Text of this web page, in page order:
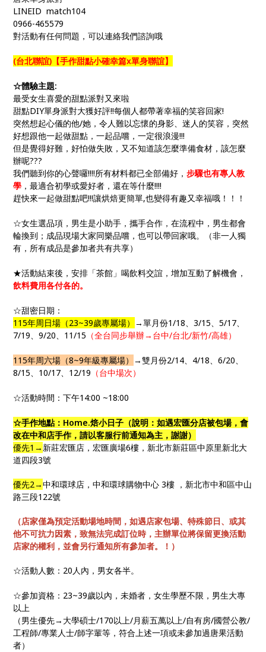
LINEID match104
0966-465579
對活動有任何問題，可以連絡我們諮詢哦
(台北聯誼)【手作甜點小確幸篇x單身聯誼】
☆體驗主題:
最受女生喜愛的甜點派對又來啦
甜點DIY單身派對大獲好評!!每個人都帶著幸福的笑容回家!
突然想起心儀的他/她，令人難以忘懷的身影、迷人的笑容，突然
好想跟他一起做甜點，一起品嚐，一定很浪漫!!!
但是覺得好難，好怕做失敗，又不知道該怎麼準備食材，該怎麼
辦呢???
我們聽到你的心聲囉!!!!所有材料都已全部備好，步驟也有專人教
學 ，最適合初學或愛好者，還在等什麼!!!!
趕快來一起做甜點吧!!!讓烘焙更簡單,也變得有趣又幸福哦！！！
☆女生選品項，男生是小助手，攜手合作，在流程中，男生都會
輪換到；成品現場大家同樂品嚐，也可以帶回家哦。（非一人獨
有，所有成品是參加者共有共享）
★活動結束後，安排「茶館」喝飲料交誼，增加互動了解機會，
飲料費用各付各的。
☆甜密日期：
115年周日場（23~39歲專屬場） →單月份1/18、3/15、5/17、
7/19、9/20、11/15 （全台同步舉辦→台中/台北/新竹/高雄）
115年周六場（8~9年級專屬場） →雙月份2/14、4/18、6/20、
8/15、10/17、12/19 （台中場次）
☆活動時間：下午14:00 ~18:00
☆手作地點：Home.焙小日子（說明：如遇宏匯分店被包場，會
改在中和店手作，請以客服行前通知為主，謝謝）
優先1→ 新莊宏匯店，宏匯廣場6樓，新北市新莊區中原里新北大
道四段3號
優先2→中和環球店，中和環球購物中心 3樓 ，新北市中和區中山
路三段122號
（店家僅為預定活動場地時間，如遇店家包場、特殊節日、或其
他不可抗力因素，致無法完成訂位時，主辦單位將保留更換活動
店家的權利，並會另行通知所有參加者。！）
☆活動人數：20人內，男女各半。
☆參加資格：23~39歲以內，未婚者，女生學歷不限，男生大專
以上
（男生優先→大學碩士/170以上/月薪五萬以上/自有房/國營公教/
工程師/專業人士/師字輩等，符合上述一項或未參加過唐果活動
者）